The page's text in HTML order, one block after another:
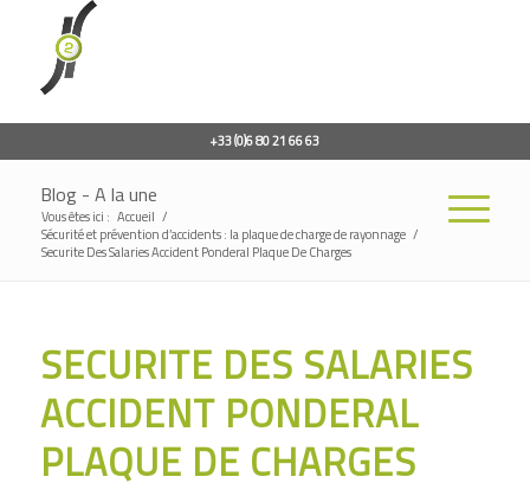
+33 (0)6 80 21 66 63
Blog - A la une
Vous êtes ici : Accueil /
Sécurité et prévention d’accidents : la plaque de charge de rayonnage /
Securite Des Salaries Accident Ponderal Plaque De Charges
SECURITE DES SALARIES
ACCIDENT PONDERAL
PLAQUE DE CHARGES